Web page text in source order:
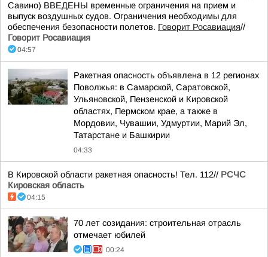
Савино) ВВЕДЕНЫ временные ограничения на прием и
выпуск воздушных судов. Ограничения необходимы для
обеспечения безопасности полетов. Говорит Росавиация//
Говорит Росавиация
04:57
Ракетная опасность объявлена в 12 регионах
Поволжья: в Самарской, Саратовской,
Ульяновской, Пензенской и Кировской
областях, Пермском крае, а также в
Мордовии, Чувашии, Удмуртии, Марий Эл,
Татарстане и Башкирии
04:33
В Кировской области ракетная опасность! Тел. 112// РСЧС
Кировская область
04:15
70 лет созидания: строительная отрасль
отмечает юбилей
00:24